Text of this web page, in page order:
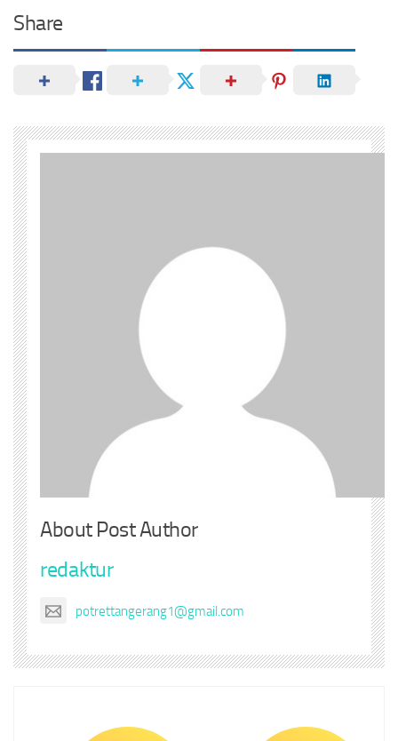
Share
About Post Author
redaktur
potrettangerang1@gmail.com